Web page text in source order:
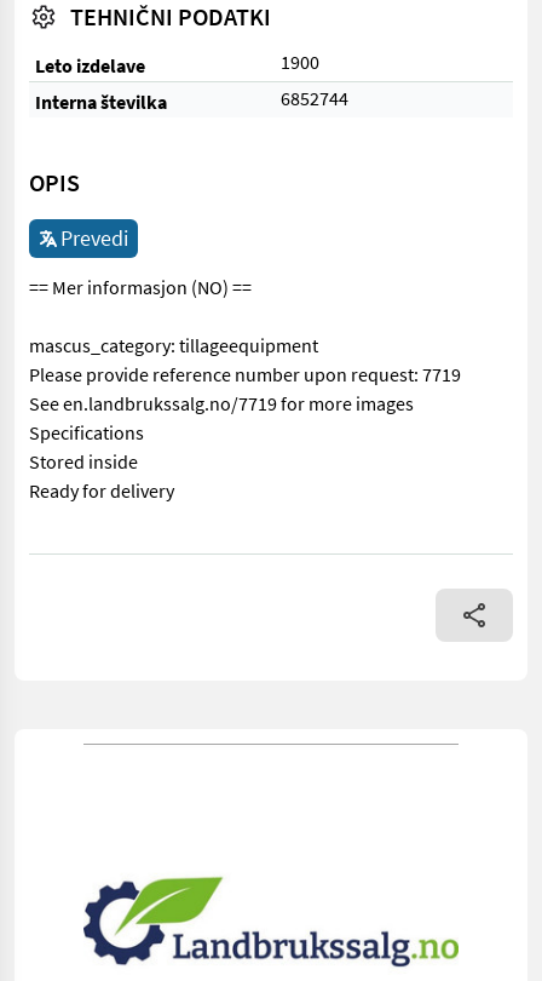
TEHNIČNI PODATKI
Leto izdelave
1900
Interna številka
6852744
OPIS
Prevedi
== Mer informasjon (NO) ==
mascus_category: tillageequipment
Please provide reference number upon request: 7719
See en.landbrukssalg.no/7719 for more images
Specifications
Stored inside
Ready for delivery
== Mer informasjon (NO) == mascus_category: